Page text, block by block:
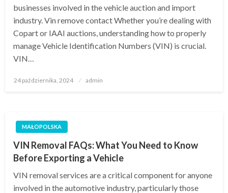
businesses involved in the vehicle auction and import
industry. Vin remove contact Whether you’re dealing with
Copart or IAAI auctions, understanding how to properly
manage Vehicle Identification Numbers (VIN) is crucial.
VIN…
Opublikowane
24 października, 2024 admin
MAŁOPOLSKA
VIN Removal FAQs: What You Need to Know
Before Exporting a Vehicle
VIN removal services are a critical component for anyone
involved in the automotive industry, particularly those